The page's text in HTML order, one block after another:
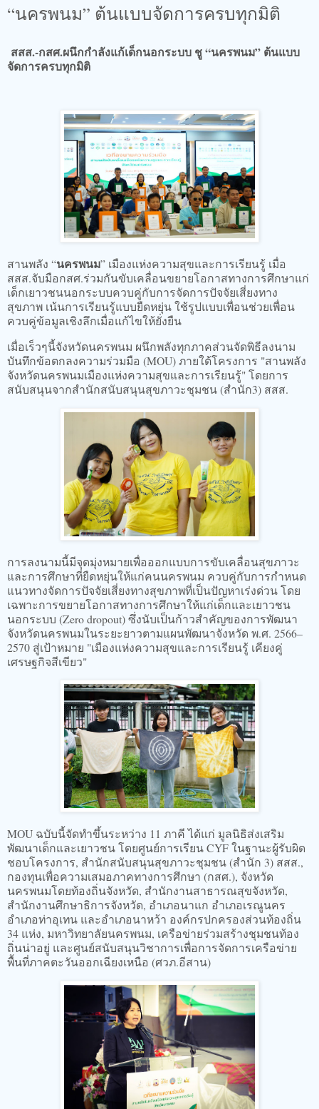
“นครพนม” ต้นแบบจัดการครบทุกมิติ
สสส.-กสศ.ผนึกกำลังแก้เด็กนอกระบบ​ ชู “นครพนม” ต้นแบบ
จัดการครบทุกมิติ
สานพลัง “นครพนม” เมืองแห่งความสุขและการเรียนรู้ เมื่อ
สสส.จับมือกสศ.ร่วมกันขับเคลื่อนขยายโอกาสทางการศึกษาแก่
เด็กเยาวชนนอกระบบควบคู่กับการจัดการปัจจัยเสี่ยงทาง
สุขภาพ เน้นการเรียนรู้แบบยืดหยุ่น ใช้รูปแบบเพื่อนช่วยเพื่อน
ควบคู่ข้อมูลเชิงลึกเมื่อแก้ไขให้ยั่งยืน
เมื่อเร็วๆนี้จังหวัดนครพนม ผนึกพลังทุกภาคส่วนจัดพิธีลงนาม
บันทึกข้อตกลงความร่วมมือ (MOU) ภายใต้โครงการ "สานพลัง
จังหวัดนครพนมเมืองแห่งความสุขและการเรียนรู้" โดยการ
สนับสนุนจากสำนักสนับสนุนสุขภาวะชุมชน (สำนัก3) สสส.
การลงนามนี้มีจุดมุ่งหมายเพื่อออกแบบการขับเคลื่อนสุขภาวะ
และการศึกษาที่ยืดหยุ่นให้แก่คนนครพนม ควบคู่กับการกำหนด
แนวทางจัดการปัจจัยเสี่ยงทางสุขภาพที่เป็นปัญหาเร่งด่วน โดย
เฉพาะการขยายโอกาสทางการศึกษาให้แก่เด็กและเยาวชน
นอกระบบ (Zero dropout) ซึ่งนับเป็นก้าวสำคัญของการพัฒนา
จังหวัดนครพนมในระยะยาวตามแผนพัฒนาจังหวัด พ.ศ. 2566–
2570 สู่เป้าหมาย "เมืองแห่งความสุขและการเรียนรู้ เคียงคู่
เศรษฐกิจสีเขียว"
MOU ฉบับนี้จัดทำขึ้นระหว่าง 11 ภาคี ได้แก่ มูลนิธิส่งเสริม
พัฒนาเด็กและเยาวชน โดยศูนย์การเรียน CYF ในฐานะผู้รับผิด
ชอบโครงการ, สำนักสนับสนุนสุขภาวะชุมชน (สำนัก 3) สสส.,
กองทุนเพื่อความเสมอภาคทางการศึกษา (กสศ.), จังหวัด
นครพนมโดยท้องถิ่นจังหวัด, สำนักงานสาธารณสุขจังหวัด,
สำนักงานศึกษาธิการจังหวัด, อำเภอนาแก อำเภอเรณูนคร
อำเภอท่าอุเทน และอำเภอนาหว้า องค์กรปกครองส่วนท้องถิ่น
34 แห่ง, มหาวิทยาลัยนครพนม, เครือข่ายร่วมสร้างชุมชนท้อง
ถิ่นน่าอยู่ และศูนย์สนับสนุนวิชาการเพื่อการจัดการเครือข่าย
พื้นที่ภาคตะวันออกเฉียงเหนือ (ศวภ.อีสาน)